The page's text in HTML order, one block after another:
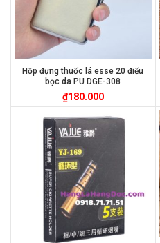
Hộp đựng thuốc lá esse 20 điếu
bọc da PU DGE-308
₫180.000